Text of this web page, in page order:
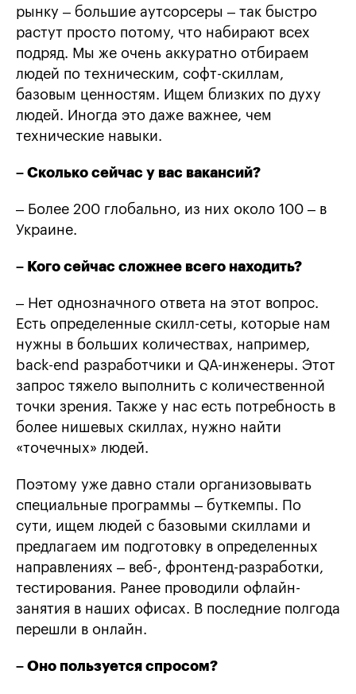
рынку – большие аутсорсеры – так быстро
растут просто потому, что набирают всех
подряд. Мы же очень аккуратно отбираем
людей по техническим, софт-скиллам,
базовым ценностям. Ищем близких по духу
людей. Иногда это даже важнее, чем
технические навыки.
– Сколько сейчас у вас вакансий?
– Более 200 глобально, из них около 100 – в
Украине.
– Кого сейчас сложнее всего находить?
– Нет однозначного ответа на этот вопрос.
Есть определенные скилл-сеты, которые нам
нужны в больших количествах, например,
back-end разработчики и QA-инженеры. Этот
запрос тяжело выполнить с количественной
точки зрения. Также у нас есть потребность в
более нишевых скиллах, нужно найти
«точечных» людей.
Поэтому уже давно стали организовывать
специальные программы – буткемпы. По
сути, ищем людей с базовыми скиллами и
предлагаем им подготовку в определенных
направлениях – веб-, фронтенд-разработки,
тестирования. Ранее проводили офлайн-
занятия в наших офисах. В последние полгода
перешли в онлайн.
– Оно пользуется спросом?